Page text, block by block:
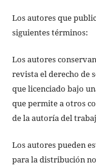
Los autores que
siguientes términos:
Los autores
revista el derecho de
que licenciado bajo
que permite a otros
de la autoría del
Los autores pueden
para la distribución